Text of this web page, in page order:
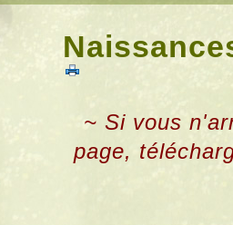
~ Si vous
page,